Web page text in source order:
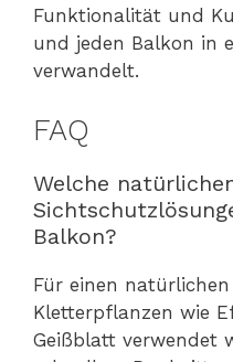
Funktionalität und
und jeden Balkon in
verwandelt.
FAQ
Welche
Balkon?
Für einen
Kletterpflanzen wie
Geißblatt verwendet